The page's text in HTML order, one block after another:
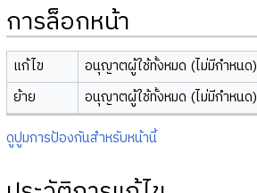
การล็อกหน้า
แก้ไข
อนุญาตผู้ใช้ทั้งหมด (ไม่มีกำหนด)
ย้าย
อนุญาตผู้ใช้ทั้งหมด (ไม่มีกำหนด)
ดูปูมการป้องกันสำหรับหน้านี้